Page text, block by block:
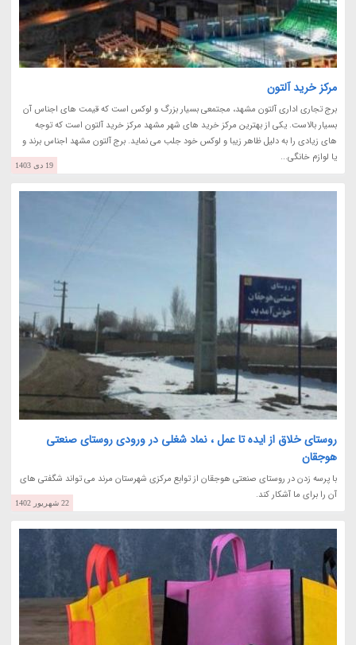
مرکز خرید آلتون
برج تجاری اداری آلتون مشهد، مجتمعی بسیار بزرگ و لوکس است که قیمت های اجناس آن
بسیار بالاست. یکی از بهترین مرکز خرید های شهر مشهد مرکز خرید آلتون است که توجه
های زیادی را به دلیل ظاهر زیبا و لوکس خود جلب می نماید. برج آلتون مشهد اجناس برند و
یا لوازم خانگی...
19 دی 1403
روستای خلاق از ایده تا عمل ، نماد شغلی در ورودی روستای صنعتی
هوجقان
با پرسه زدن در روستای صنعتی هوجقان از توابع مرکزی شهرستان مرند می تواند شگفتی های
آن را برای ما آشکار کند.
22 شهریور 1402